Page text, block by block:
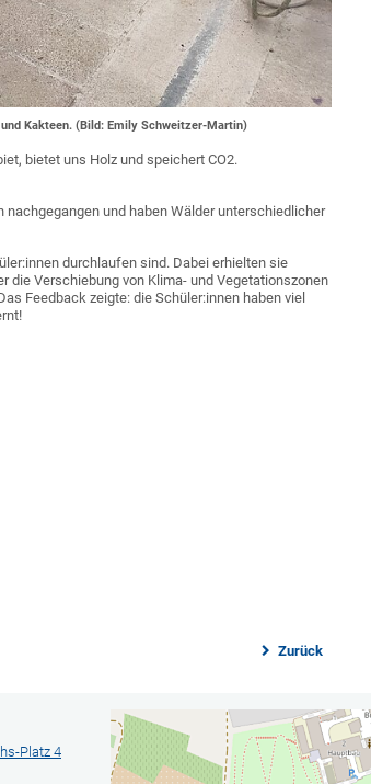
Kakteen. (Bild: Emily Schweitzer-Martin)
bietet uns Holz und speichert CO2.
und haben Wälder unterschiedlicher
durchlaufen sind. Dabei erhielten sie
die Verschiebung von Klima- und Vegetationszonen
Feedback zeigte: die Schüler:innen haben viel
Zurück
Platz 4